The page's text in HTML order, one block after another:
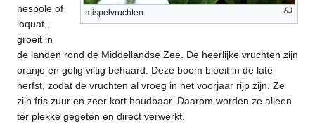
mispelvruchten
nespole of
loquat,
groeit in
de landen rond de Middellandse Zee. De heerlijke vruchten zijn
oranje en gelig viltig behaard. Deze boom bloeit in de late
herfst, zodat de vruchten al vroeg in het voorjaar rijp zijn. Ze
zijn fris zuur en zeer kort houdbaar. Daarom worden ze alleen
ter plekke gegeten en direct verwerkt.